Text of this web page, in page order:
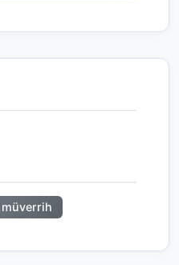
müverrih